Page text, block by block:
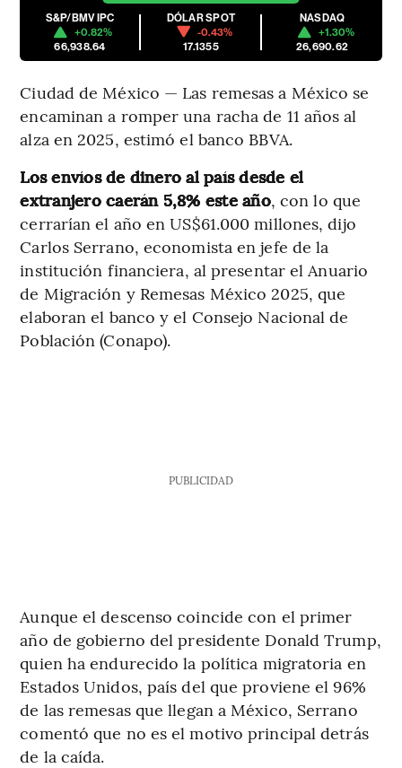
S&P/BMV IPC
+0.82%
66,938.64
DÓLAR SPOT
-0.43%
17.1355
NASDAQ
+1.30%
26,690.62
Ciudad de México — Las remesas a México se
encaminan a romper una racha de 11 años al
alza en 2025, estimó el banco BBVA.
Los envíos de dinero al país desde el
extranjero caerán 5,8% este año, con lo que
cerrarían el año en US$61.000 millones, dijo
Carlos Serrano, economista en jefe de la
institución financiera, al presentar el Anuario
de Migración y Remesas México 2025, que
elaboran el banco y el Consejo Nacional de
Población (Conapo).
PUBLICIDAD
Aunque el descenso coincide con el primer
año de gobierno del presidente Donald Trump,
quien ha endurecido la política migratoria en
Estados Unidos, país del que proviene el 96%
de las remesas que llegan a México, Serrano
comentó que no es el motivo principal detrás
de la caída.